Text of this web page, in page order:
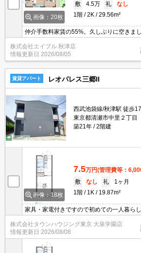
画像：20枚
敷
4.5万 礼
なし
1階
2K 29.56m²
仲介手数料家賃の55%。久しぶりに空きま
まで平坦。うれしい礼金0!。コンビニが近
屋。ぜひお問い合わせください。
株式会社エイブル 秋津店
情報更新日 2026/08/05
賃貸アパート レオパレス三郷II
西武池袋線/秋津駅 徒歩
東京都清瀬市中里２丁目
築21年
2階建
画像：18枚
7.5万円(管理費等：
敷
なし 礼
1ヶ月
1階
1K 19.87m²
家具・家電付きですので初めての一人暮ら
ご契約金のクレジット決済可！賃貸のお部
グひばりヶ丘店へ
株式会社タウンハウジング東京 大泉学園店
情報更新日 2026/08/08